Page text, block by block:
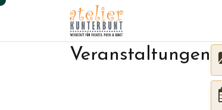
Veranstaltungen